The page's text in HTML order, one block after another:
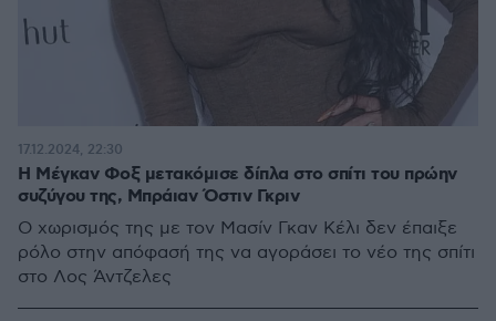
Η Μέγκαν Φοξ μετακόμισε δίπλα στο σπίτι του πρώην
συζύγου της, Μπράιαν Όστιν Γκριν
Ο χωρισμός της με τον Μασίν Γκαν Κέλι δεν έπαιξε
ρόλο στην απόφασή της να αγοράσει το νέο της σπίτι
στο Λος Άντζελες
17.12.2024, 22:30